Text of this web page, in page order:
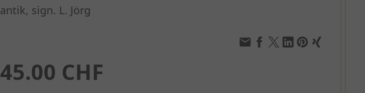
antik, sign. L. Jörg
45.00 CHF